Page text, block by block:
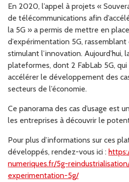
En 2020, l’appel à projets «
de télécommunications afin
la 5G » a permis de mettre en
d’expérimentation 5G,
stimulant l’innovation. Aujourd’hui,
plateformes, dont 2 FabLab 5G,
accélérer le développement des
secteurs de l’économie.
Ce panorama des cas d’usage est
les entreprises à découvrir le
Pour plus d’informations sur ces
développés, rendez-vous ici :
numeriques.fr/5g-
experimentation-5g/